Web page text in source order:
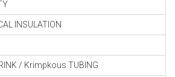
INSULATION
/ Krimpkous TUBING